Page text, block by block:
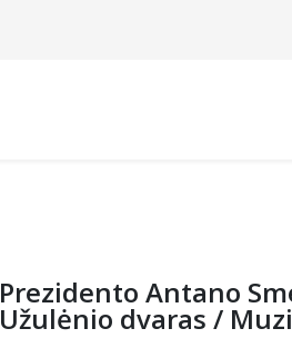
Prezidento Antano
Užulėnio dvaras /